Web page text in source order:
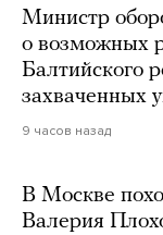
Министр
о возможных
Балтийского
захваченных
9 часов назад
В Москве
Валерия